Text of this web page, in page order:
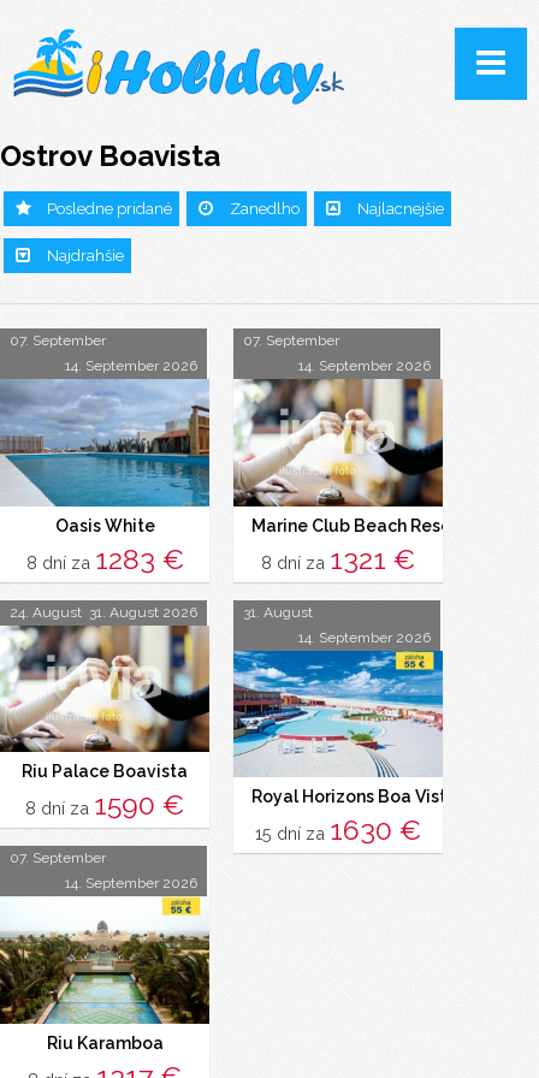
Ostrov Boavista
Posledne pridané Zanedlho Najlacnejšie
Najdrahšie
07. September
14. September 2026
Oasis White
8 dní za 1283 €
07. September
14. September 2026
Marine Club Beach Resort
8 dní za 1321 €
24. August 31. August 2026
Riu Palace Boavista
8 dní za 1590 €
31. August
14. September 2026
Royal Horizons Boa Vista
15 dní za 1630 €
07. September
14. September 2026
Riu Karamboa